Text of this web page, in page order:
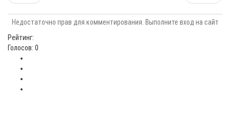
Недостаточно прав для комментирования. Выполните вход на сайт
Рейтинг:
Голосов: 0